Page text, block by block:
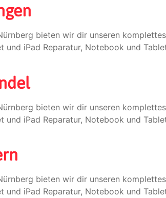
bieten wir dir unseren
und iPad Reparatur, Notebook und
bieten wir dir unseren
und iPad Reparatur, Notebook und
bieten wir dir unseren
und iPad Reparatur, Notebook und